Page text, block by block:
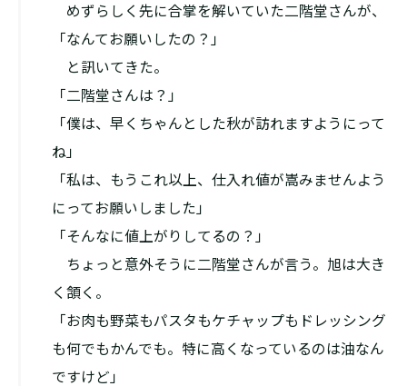
めずらしく先に合掌を解いていた二階堂さんが、
「なんてお願いしたの？」
と訊いてきた。
「二階堂さんは？」
「僕は、早くちゃんとした秋が訪れますようにって
ね」
「私は、もうこれ以上、仕入れ値が嵩みませんよう
にってお願いしました」
「そんなに値上がりしてるの？」
ちょっと意外そうに二階堂さんが言う。旭は大き
く頷く。
「お肉も野菜もパスタもケチャップもドレッシング
も何でもかんでも。特に高くなっているのは油なん
ですけど」